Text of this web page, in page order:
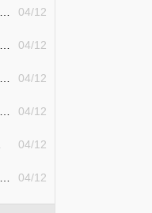
04/12
04/12
04/12
04/12
04/12
04/12